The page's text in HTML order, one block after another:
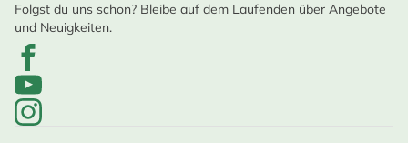
Folgst du uns schon? Bleibe auf dem Laufenden über Angebote
und Neuigkeiten.